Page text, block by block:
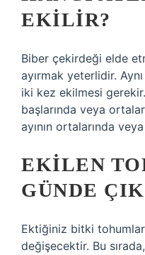
EKILIR?
Biber çekirdeği elde
ayırmak yeterlidir.
iki kez ekilmesi
başlarında veya
ayının ortalarında
EKILEN
GÜNDE
Ektiğiniz bitki
değişecektir. Bu